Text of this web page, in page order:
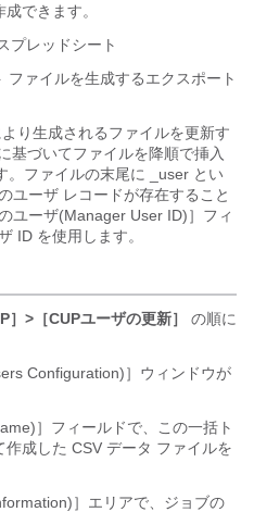
できます。
プレッドシート
ファイルを生成するエクスポート
り生成されるファイルを更新す
基づいてファイルを降順で挿入
。ファイルの末尾に _user とい
ユーザ レコードが存在すること
ユーザ(Manager User ID)］フィ
ID を使用します。
］>［CUPユーザの更新］
の順に
Configuration)］ウィンドウが
］フィールドで、この一括ト
成した CSV データ ファイルを
］エリアで、ジョブの